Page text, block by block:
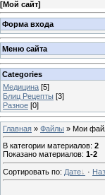
[Мой сайт]
Форма входа
Меню сайта
Categories
Медицина [5]
Блиц Рецепты [3]
Разное [0]
Главная » Файлы » Мои
В категории материалов: 2
Показано материалов: 1-2
Сортировать по: Дате ·